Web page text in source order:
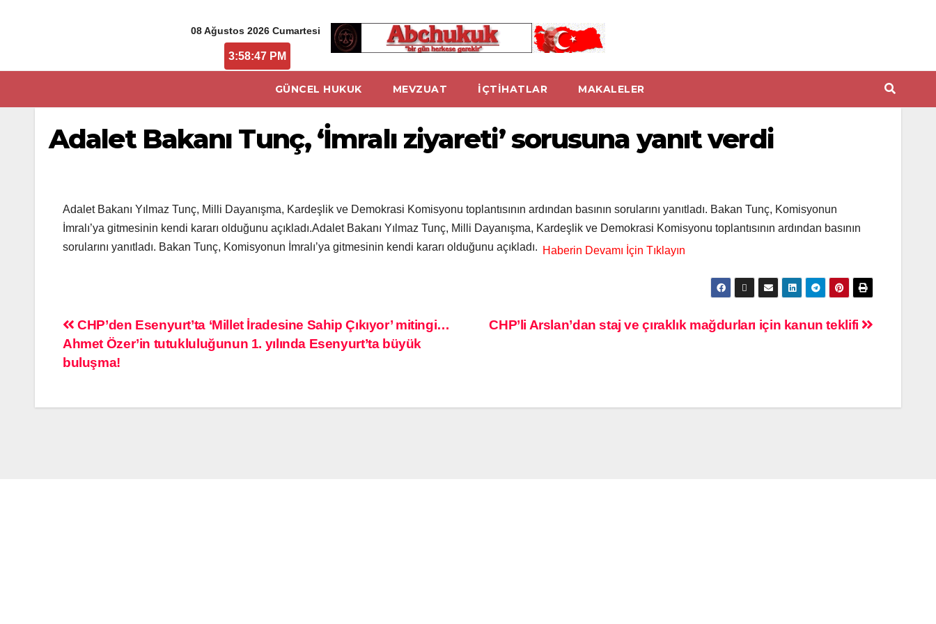
08 Ağustos 2026 Cumartesi
3:58:47 PM
GÜNCEL HUKUK MEVZUAT İÇTİHATLAR MAKALELER
Adalet Bakanı Tunç, ‘İmralı ziyareti’ sorusuna yanıt verdi
Adalet Bakanı Yılmaz Tunç, Milli Dayanışma, Kardeşlik ve Demokrasi Komisyonu toplantısının ardından basının sorularını yanıtladı. Bakan Tunç, Komisyonun
İmralı’ya gitmesinin kendi kararı olduğunu açıkladı.Adalet Bakanı Yılmaz Tunç, Milli Dayanışma, Kardeşlik ve Demokrasi Komisyonu toplantısının ardından basının
sorularını yanıtladı. Bakan Tunç, Komisyonun İmralı’ya gitmesinin kendi kararı olduğunu açıkladı.
CHP’li Arslan’dan staj ve çıraklık mağdurları için kanun teklifi
CHP’den Esenyurt’ta ‘Millet İradesine Sahip Çıkıyor’ mitingi…
Ahmet Özer’in tutukluluğunun 1. yılında Esenyurt’ta büyük
buluşma!